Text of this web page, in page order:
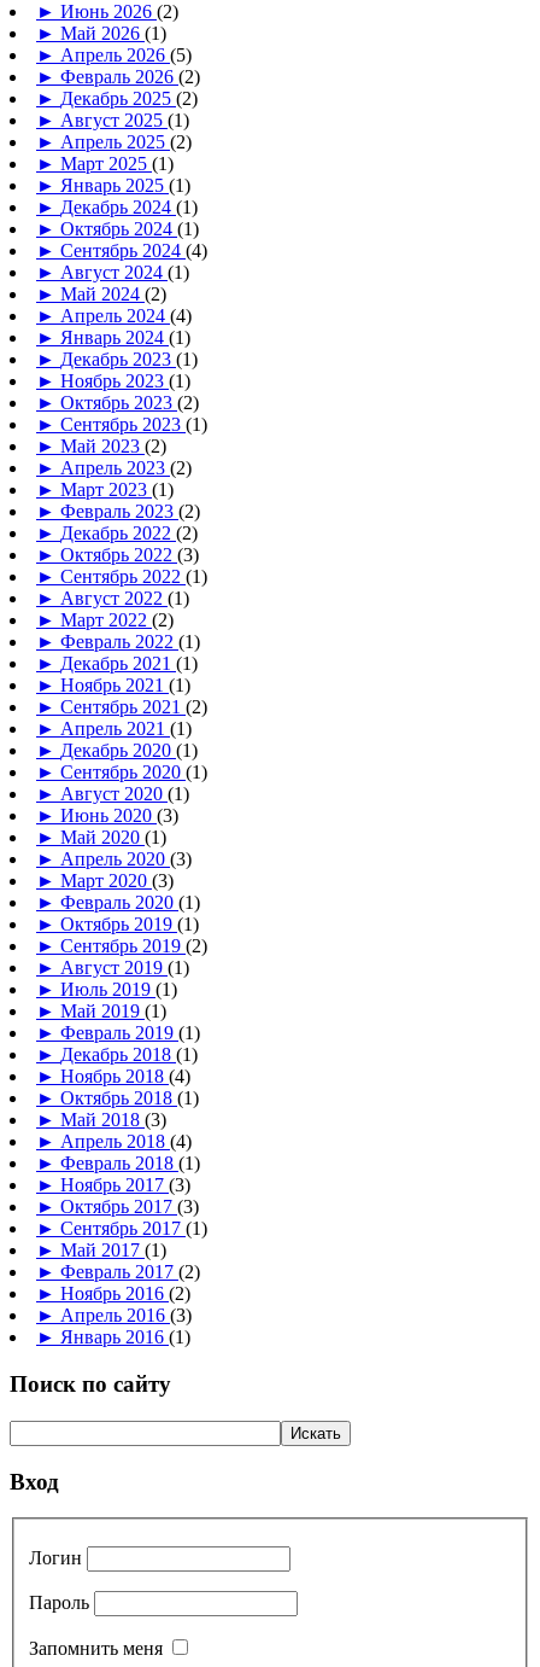
► Июнь 2026 (2)
► Май 2026 (1)
► Апрель 2026 (5)
► Февраль 2026 (2)
► Декабрь 2025 (2)
► Август 2025 (1)
► Апрель 2025 (2)
► Март 2025 (1)
► Январь 2025 (1)
► Декабрь 2024 (1)
► Октябрь 2024 (1)
► Сентябрь 2024 (4)
► Август 2024 (1)
► Май 2024 (2)
► Апрель 2024 (4)
► Январь 2024 (1)
► Декабрь 2023 (1)
► Ноябрь 2023 (1)
► Октябрь 2023 (2)
► Сентябрь 2023 (1)
► Май 2023 (2)
► Апрель 2023 (2)
► Март 2023 (1)
► Февраль 2023 (2)
► Декабрь 2022 (2)
► Октябрь 2022 (3)
► Сентябрь 2022 (1)
► Август 2022 (1)
► Март 2022 (2)
► Февраль 2022 (1)
► Декабрь 2021 (1)
► Ноябрь 2021 (1)
► Сентябрь 2021 (2)
► Апрель 2021 (1)
► Декабрь 2020 (1)
► Сентябрь 2020 (1)
► Август 2020 (1)
► Июнь 2020 (3)
► Май 2020 (1)
► Апрель 2020 (3)
► Март 2020 (3)
► Февраль 2020 (1)
► Октябрь 2019 (1)
► Сентябрь 2019 (2)
► Август 2019 (1)
► Июль 2019 (1)
► Май 2019 (1)
► Февраль 2019 (1)
► Декабрь 2018 (1)
► Ноябрь 2018 (4)
► Октябрь 2018 (1)
► Май 2018 (3)
► Апрель 2018 (4)
► Февраль 2018 (1)
► Ноябрь 2017 (3)
► Октябрь 2017 (3)
► Сентябрь 2017 (1)
► Май 2017 (1)
► Февраль 2017 (2)
► Ноябрь 2016 (2)
► Апрель 2016 (3)
► Январь 2016 (1)
Поиск по сайту
Вход
Логин
Пароль
Запомнить меня